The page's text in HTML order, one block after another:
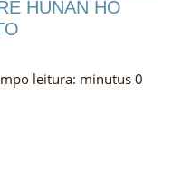
HUNAN HO
leitura: minutus 0